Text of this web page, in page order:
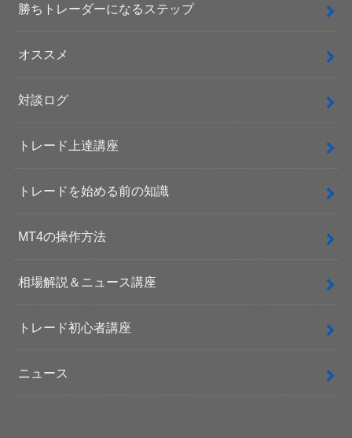
勝ちトレーダーになるステップ
オススメ
対談ログ
トレード上達講座
トレードを始める前の知識
MT4の操作方法
相場解説＆ニュース講座
トレード初心者講座
ニュース